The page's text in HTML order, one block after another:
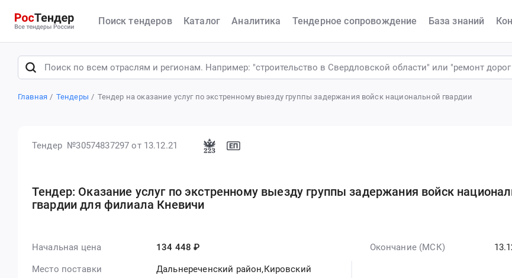
Поиск тендеров Каталог Аналитика Тендерное сопровождение База знаний
Главная Тендеры Тендер на оказание услуг по экстренному выезду группы задержания войск национальной гвардии
Тендер №30574837297 от 13.12.21
Тендер: Оказание услуг по экстренному выезду группы задержания войск
гвардии для филиала Кневичи
Начальная цена 134 448 ₽
Место поставки
Дальнереченский район,Кировский
Окончание (МСК)